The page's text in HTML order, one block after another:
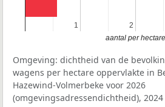
1
1 2
2
aantal per hectare
Omgeving: dichtheid van de
wagens per hectare oppervlakte in
Hazewind-Volmerbeke voor 2026
(omgevingsadressendichtheid),